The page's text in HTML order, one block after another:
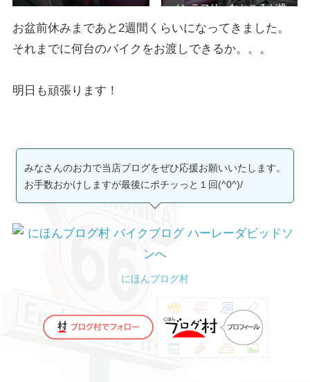
メンテフリーなところが推
しなのですが。
お盆前休みまであと2週間くらいになってきました。
それまでに何台のバイクをお渡しできるか。。。
明日も頑張ります！
みなさんのお力で当店ブログをぜひ応援お願いいたします。
お手数おかけしますが最後にポチッっと１回(^0^)/
にほんブログ村